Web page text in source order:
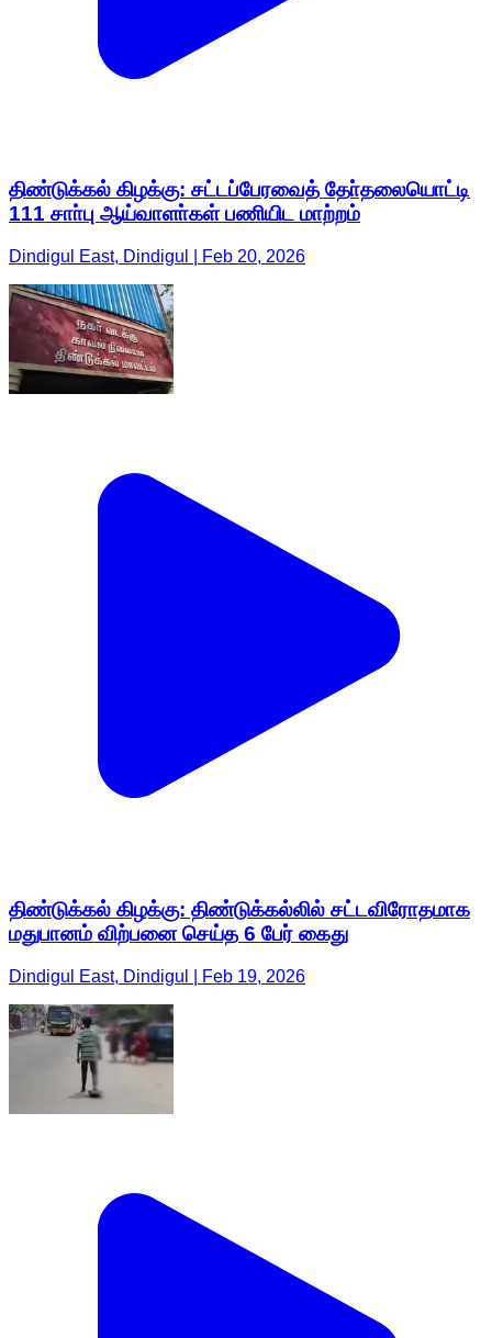
திண்டுக்கல் கிழக்கு: சட்டப்பேரவைத் தோ்தலையொட்டி
111 சாா்பு ஆய்வாளா்கள் பணியிட மாற்றம்
Dindigul East, Dindigul | Feb 20, 2026
திண்டுக்கல் கிழக்கு: திண்டுக்கல்லில் சட்டவிரோதமாக
மதுபானம் விற்பனை செய்த 6 பேர் கைது
Dindigul East, Dindigul | Feb 19, 2026